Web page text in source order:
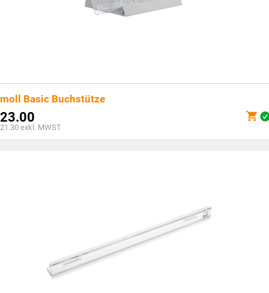
moll Basic Buchstütze
23.00
21.30 exkl. MWST